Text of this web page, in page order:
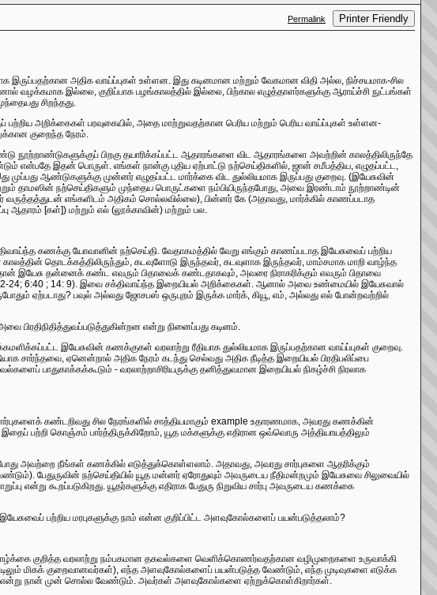
Permalink Printer Friendly
இருப்பதற்கான அதிக வாய்ப்புகள் உள்ளன. இது கடினமான மற்றும் வேகமான விதி அல்ல, நிச்சயமாக-சில
வழக்கமாக இல்லை, குறிப்பாக பழங்காலத்தில் இல்லை, பிற்கால எழுத்தாளர்களுக்கு ஆராய்ச்சி நுட்பங்கள்
சிறந்தது.
அறிக்கைகள் பரவுகையில், அதை மாற்றுவதற்கான பெரிய மற்றும் பெரிய வாய்ப்புகள் உள்ளன-
குறைந்த நேரம்.
பிறகு தயாரிக்கப்பட்ட ஆதாரங்களை விட ஆதாரங்களை அவற்றின் காலத்திலிருந்தே
இதன் பொருள். எங்கள் நான்கு புதிய ஏற்பாட்டு நற்செய்திகளில், ஜான் சமீபத்திய, எழுதப்பட்ட,
முப்பது ஆண்டுகளுக்கு முன்னர் எழுதப்பட்ட மார்க்கை விட துல்லியமாக இருப்பது குறைவு. (இயேசுவின்
தாமஸின் நற்செய்திகளும் முந்தைய பொருட்களை நம்பியிருந்தபோது, ​​அவை இரண்டாம் நூற்றாண்டின்
எங்களிடம் அதிகம் சொல்லவில்லை), பின்னர் கே (அதாவது, மார்க்கில் காணப்படாத
ஆதாரம் [கள்]) மற்றும் எல் (லூக்காவின்) மற்றும் பல.
கணக்கு யோவானின் நற்செய்தி. வேதாகமத்தில் வேறு எங்கும் காணப்படாத இயேசுவைப் பற்றிய
தொடக்கத்திலிருந்தும், கடவுளோடு இருந்தவர், கடவுளாக இருந்தவர், மாம்சமாக மாறி வாழ்ந்த
இயேசு தன்னைக் கண்ட எவரும் பிதாவைக் கண்டதாகவும், அவரை நிராகரிக்கும் எவரும் பிதாவை
(5: 22-24; 6:40 ; 14: 9). இவை சக்திவாய்ந்த இறையியல் அறிக்கைகள். ஆனால் அவை உண்மையில் இயேசுவால்
ஏற்படாது? பவுல் அல்லது ஜோசபஸ் ஒருபுறம் இருக்க மார்க், கியூ, எம், அல்லது எல் போன்றவற்றில்
என்று நினைப்பது கடினம்.
இயேசுவின் கணக்குகள் வரலாற்று ரீதியாக துல்லியமாக இருப்பதற்கான வாய்ப்புகள் குறைவு.
சார்ந்தவை, ஏனென்றால் அதிக நேரம் கடந்து செல்வது அதிக நீடித்த இறையியல் பிரதிபலிப்பை
பாதுகாக்கக்கூடும் - வரலாற்றாசிரியருக்கு தனித்துவமான இறையியல் நிகழ்ச்சி நிரலாக
கண்டறிவது சில நேரங்களில் சாத்தியமாகும் example உதாரணமாக, அவரது கணக்கின்
பற்றி கொஞ்சம் பார்த்திருக்கிறோம், யூத மக்களுக்கு எதிரான ஒவ்வொரு அத்தியாயத்திலும்
அவற்றை நீங்கள் கணக்கில் எடுத்துக்கொள்ளலாம். அதாவது, அவரது சார்புகளை ஆதரிக்கும்
பேதுருவின் நற்செய்தியில் யூத மன்னர் ஏரோதுவும் அவருடைய நீதிமன்றமும் இயேசுவை சிலுவையில்
கூறப்படுகிறது. யூதர்களுக்கு எதிராக பேதுரு நிறுவிய சார்பு அவருடைய கணக்கை
பற்றிய மரபுகளுக்கு நாம் என்ன குறிப்பிட்ட அளவுகோல்களைப் பயன்படுத்தலாம்?
குறித்த வரலாற்று நம்பகமான தகவல்களை வெளிக்கொணர்வதற்கான வழிமுறைகளை உருவாக்கி
மிகக் குறைவானவர்கள்), எந்த அளவுகோல்களைப் பயன்படுத்த வேண்டும், எந்த முடிவுகளை எடுக்க
இது என்று நான் முன் சொல்ல வேண்டும். அவர்கள் அளவுகோல்களை ஏற்றுக்கொள்கிறார்கள்.